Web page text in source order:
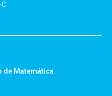
de Matemática